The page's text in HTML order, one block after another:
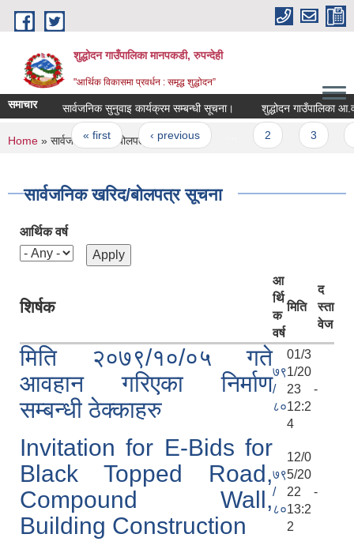
Skip to main content
शुद्धोदन गाउँपालिका मानपकडी, रुपन्देही
"आर्थिक विकासमा प्रवर्धन : समृद्ध शुद्धोदन”
समाचार सार्वजनिक सुनुवाइ कार्यक्रम सम्बन्धी सूचना। शुद्धोदन गाउँपालिका आ.व.
Pages
« first ‹ previous
You are here
Home » सार्वजनिक खरिद/बोलपत्र सूचना
सार्वजनिक खरिद/बोलपत्र सूचना
आर्थिक वर्ष
शिर्षक
आ
र्थि
क
वर्ष
मिति
द
स्ता
वेज
मिति २०७९/१०/०५ गते
आवहान गरिएका निर्माण
सम्बन्धी ठेक्काहरु
७९
/
८०
01/3
1/20
23 -
12:2
4
Invitation for E-Bids for
Black Topped Road,
Compound Wall,
Building Construction
७९
/
८०
12/0
5/20
22 -
13:2
2